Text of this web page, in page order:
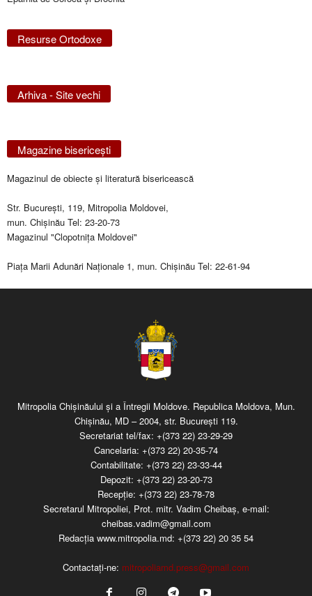
Resurse Ortodoxe
Arhiva - Site vechi
Magazine bisericeşti
Magazinul de obiecte şi literatură bisericească
Str. Bucureşti, 119, Mitropolia Moldovei,
mun. Chişinău Tel: 23-20-73
Magazinul "Clopotniţa Moldovei"
Piaţa Marii Adunări Naţionale 1, mun. Chişinău Tel: 22-61-94
Mitropolia Chişinăului şi a Întregii Moldove. Republica Moldova, Mun.
Chişinău, MD – 2004, str. Bucureşti 119.
Secretariat tel/fax: +(373 22) 23-29-29
Cancelaria: +(373 22) 20-35-74
Contabilitate: +(373 22) 23-33-44
Depozit: +(373 22) 23-20-73
Recepţie: +(373 22) 23-78-78
Secretarul Mitropoliei, Prot. mitr. Vadim Cheibaş, e-mail:
cheibas.vadim@gmail.com
Redacția www.mitropolia.md: +(373 22) 20 35 54
Contactați-ne: mitropoliamd.press@gmail.com